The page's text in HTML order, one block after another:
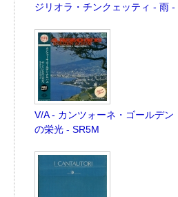
ジリオラ・チンクェッティ - 雨 -
V/A - カンツォーネ・ゴールデン
の栄光 - SR5M